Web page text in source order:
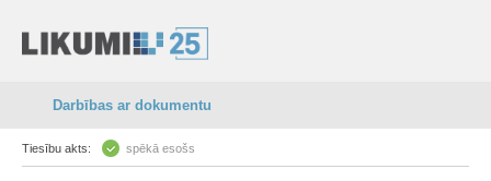
Darbības ar dokumentu
Tiesību akts: spēkā esošs